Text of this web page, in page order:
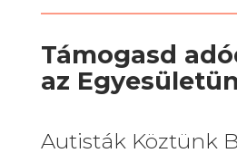
Támogasd
az
Autisták Köztünk